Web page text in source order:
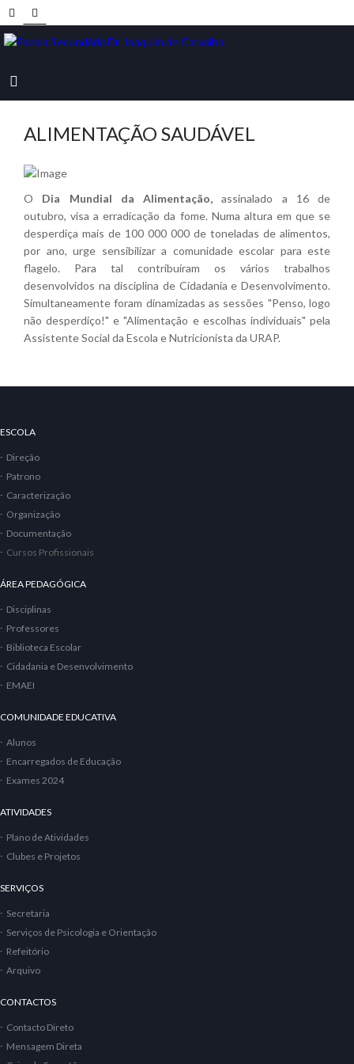
ALIMENTAÇÃO SAUDÁVEL
O Dia Mundial da Alimentação,assinalado a 16 de
outubro, visa a erradicação da fome. Numa altura em que se
desperdiça mais de 100 000 000 de toneladas de alimentos,
por ano, urge sensibilizar a comunidade escolar para este
flagelo. Para tal contribuíram os vários trabalhos
desenvolvidos na disciplina de Cidadania e Desenvolvimento.
Simultaneamente foram dinamizadas as sessões "Penso, logo
não desperdiço!" e "Alimentação e escolhas individuais" pela
Assistente Social da Escola e Nutricionista da URAP.
ESCOLA
Direção
Patrono
Caracterização
Organização
Documentação
Cursos Profissionais
ÁREA PEDAGÓGICA
Disciplinas
Professores
Biblioteca Escolar
Cidadania e Desenvolvimento
EMAEI
COMUNIDADE EDUCATIVA
Alunos
Encarregados de Educação
Exames 2024
ATIVIDADES
Plano de Atividades
Clubes e Projetos
SERVIÇOS
Secretaria
Serviços de Psicologia e Orientação
Refeitório
Arquivo
CONTACTOS
Contacto Direto
Mensagem Direta